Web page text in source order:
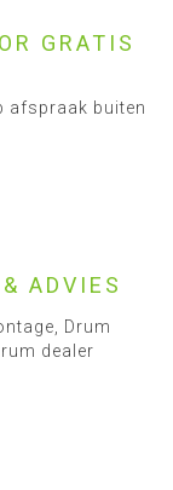
GRATIS
afspraak buiten
ADVIES
Drum
dealer